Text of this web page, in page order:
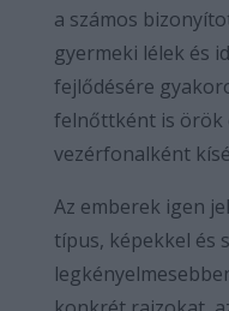
a számos
gyermeki lélek és
fejlődésére
felnőttként is örök
vezérfonalként
Az emberek igen
típus, képekkel és